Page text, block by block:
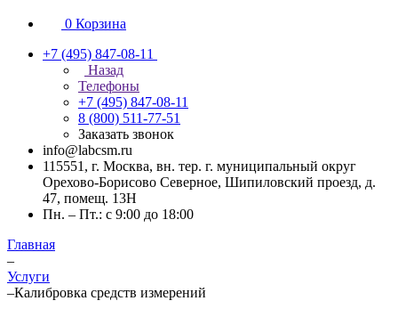
0 Корзина
+7 (495) 847-08-11
Назад
Телефоны
+7 (495) 847-08-11
8 (800) 511-77-51
Заказать звонок
info@labcsm.ru
115551, г. Москва, вн. тер. г. муниципальный округ
Орехово-Борисово Северное, Шипиловский проезд, д.
47, помещ. 13Н
Пн. – Пт.: с 9:00 до 18:00
Главная
–
Услуги
–Калибровка средств измерений